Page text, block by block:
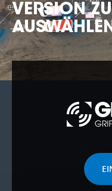
VERSION